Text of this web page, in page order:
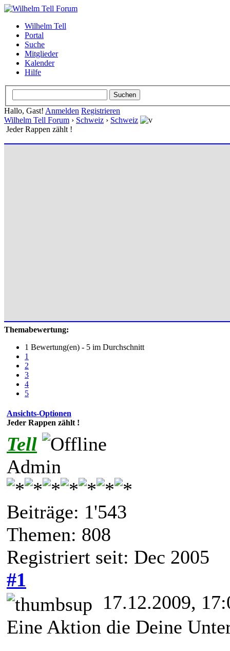
Wilhelm Tell
Portal
Suche
Mitglieder
Kalender
Hilfe
Hallo, Gast! Anmelden Registrieren
Wilhelm Tell Forum › Schweiz › Schweiz
Jeder Rappen zählt !
Themabewertung:
1 Bewertung(en) - 5 im Durchschnitt
1
2
3
4
5
Ansichts-Optionen
Jeder Rappen zählt !
Tell
Admin
Beiträge: 1'543
Themen: 808
Registriert seit: Dec 2005
#1
17.12.2009,
Eine Aktion die Deine